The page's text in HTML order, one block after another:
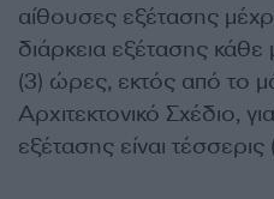
αίθουσες εξέτασης
διάρκεια εξέτασης κάθε
(3) ώρες, εκτός από το
Αρχιτεκτονικό Σχέδιο,
εξέτασης είναι